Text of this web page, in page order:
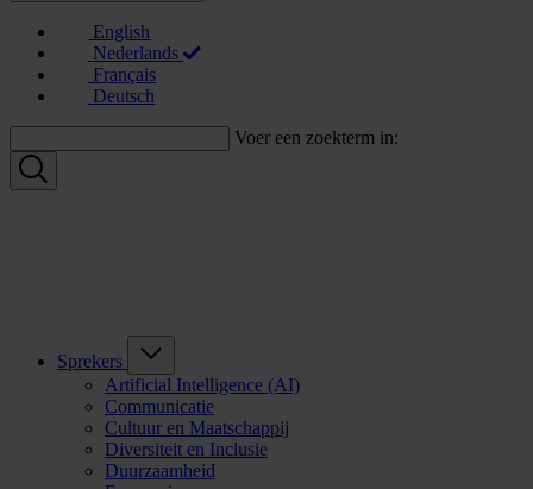
English
Nederlands
Français
Deutsch
Voer een zoekterm in:
Sprekers
Artificial Intelligence (AI)
Communicatie
Cultuur en Maatschappij
Diversiteit en Inclusie
Duurzaamheid